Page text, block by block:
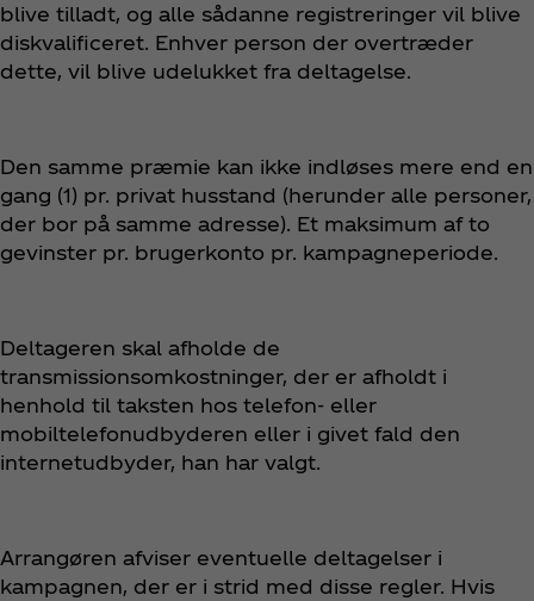
blive tilladt, og alle sådanne registreringer vil blive
diskvalificeret. Enhver person der overtræder
dette, vil blive udelukket fra deltagelse.
Den samme præmie kan ikke indløses mere end en
gang (1) pr. privat husstand (herunder alle personer,
der bor på samme adresse). Et maksimum af to
gevinster pr. brugerkonto pr. kampagneperiode.
Deltageren skal afholde de
transmissionsomkostninger, der er afholdt i
henhold til taksten hos telefon- eller
mobiltelefonudbyderen eller i givet fald den
internetudbyder, han har valgt.
Arrangøren afviser eventuelle deltagelser i
kampagnen, der er i strid med disse regler. Hvis